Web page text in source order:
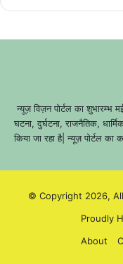
न्यूज़ विज़न पोर्टल का शुभारम्भ
घटना, दुर्घटना, राजनैतिक,
किया जा रहा है| न्यूज़ पोर्टल
© Copyright 2026,
Proudly
About